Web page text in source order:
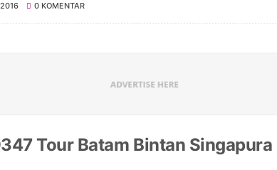
0 KOMENTAR
Tour Batam Bintan